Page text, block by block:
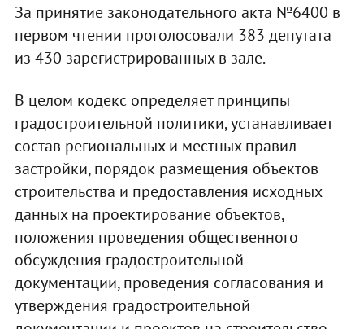
За принятие законодательного акта №6400 в
первом чтении проголосовали 383 депутата
из 430 зарегистрированных в зале.
В целом кодекс определяет принципы
градостроительной политики, устанавливает
состав региональных и местных правил
застройки, порядок размещения объектов
строительства и предоставления исходных
данных на проектирование объектов,
положения проведения общественного
обсуждения градостроительной
документации, проведения согласования и
утверждения градостроительной